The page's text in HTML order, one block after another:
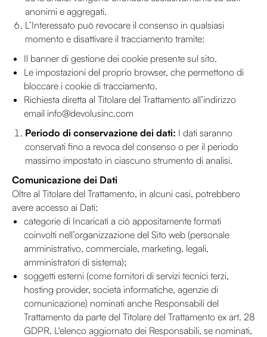
anonimi e aggregati.
L’Interessato può revocare il consenso in qualsiasi
momento e disattivare il tracciamento tramite:
Il banner di gestione dei cookie presente sul sito.
Le impostazioni del proprio browser, che permettono di
bloccare i cookie di tracciamento.
Richiesta diretta al Titolare del Trattamento all’indirizzo
email info@devolusinc.com
Periodo di conservazione dei dati: I dati saranno
conservati fino a revoca del consenso o per il periodo
massimo impostato in ciascuno strumento di analisi.
Comunicazione dei Dati
Oltre al Titolare del Trattamento, in alcuni casi, potrebbero
avere accesso ai Dati:
categorie di Incaricati a ciò appositamente formati
coinvolti nell’organizzazione del Sito web (personale
amministrativo, commerciale, marketing, legali,
amministratori di sistema);
soggetti esterni (come fornitori di servizi tecnici terzi,
hosting provider, società informatiche, agenzie di
comunicazione) nominati anche Responsabili del
Trattamento da parte del Titolare del Trattamento ex art. 28
GDPR. L'elenco aggiornato dei Responsabili, se nominati,